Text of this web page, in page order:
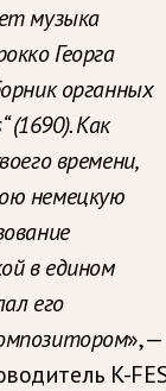
музыка
Георга
органных
(1690). Как
времени,
немецкую
в едином
его
», —
K-